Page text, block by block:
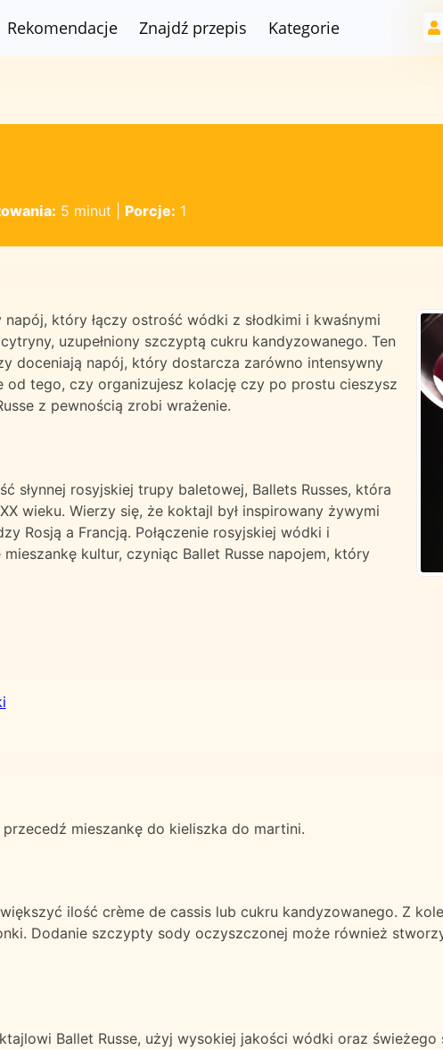
Rekomendacje Znajdź przepis Kategorie
5 minut Porcje: 1
który łączy ostrość wódki z słodkimi i kwaśnymi
uzupełniony szczyptą cukru kandyzowanego. Ten
doceniają napój, który dostarcza zarówno intensywny
od tego, czy organizujesz kolację czy po prostu cieszysz
z pewnością zrobi wrażenie.
słynnej rosyjskiej trupy baletowej, Ballets Russes, która
wieku. Wierzy się, że koktajl był inspirowany żywymi
Rosją a Francją. Połączenie rosyjskiej wódki i
kultur, czyniąc Ballet Russe napojem, który
mieszankę do kieliszka do martini.
ilość crème de cassis lub cukru kandyzowanego. Z
Dodanie szczypty sody oczyszczonej może również
Ballet Russe, użyj wysokiej jakości wódki oraz